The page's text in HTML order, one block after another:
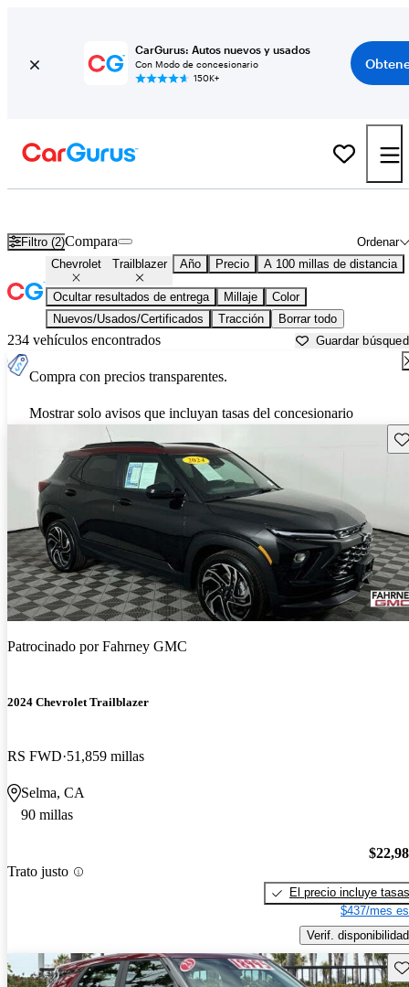
CarGurus: Autos nuevos y usados
Con Modo de concesionario
150K+
Filtro (2) Ordenar
Compara
Chevrolet Trailblazer Año Precio A 100 millas de distancia
Ocultar resultados de entrega Millaje
Color
Nuevos/Usados/Certificados
Tracción Borrar todo
234 vehículos encontrados Guardar
Compra con precios transparentes.
Mostrar solo avisos que incluyan tasas del concesionario
Patrocinado porFahrney GMC
2024 Chevrolet Trailblazer
RS FWD 51,859 millas
Selma, CA
90 millas
Trato justo
El precio incluye tasas
$437/mes
Verif. disponibilidad